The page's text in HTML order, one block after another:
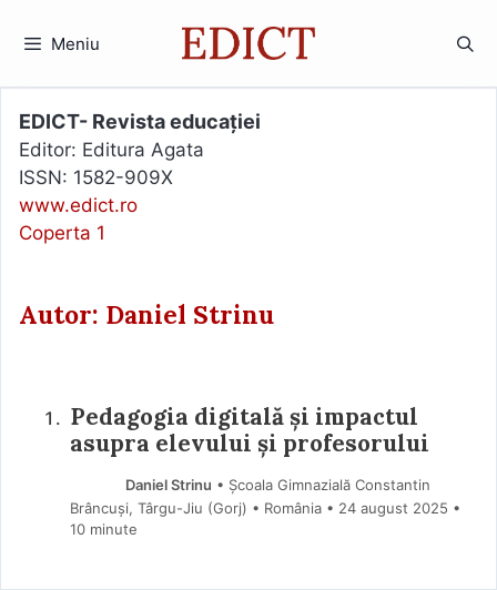
Meniu
EDICT- Revista educației
Editor: Editura Agata
ISSN: 1582-909X
www.edict.ro
Coperta 1
Autor: Daniel Strinu
Pedagogia digitală și impactul
asupra elevului și profesorului
Daniel Strinu • Școala Gimnazială Constantin
Brâncuși, Târgu-Jiu (Gorj) • România
24 august 2025 •
10 minute